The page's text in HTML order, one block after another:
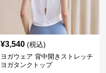
¥3,540 (税込)
ヨガウェア 背中開きストレッチ
ヨガタンクトップ